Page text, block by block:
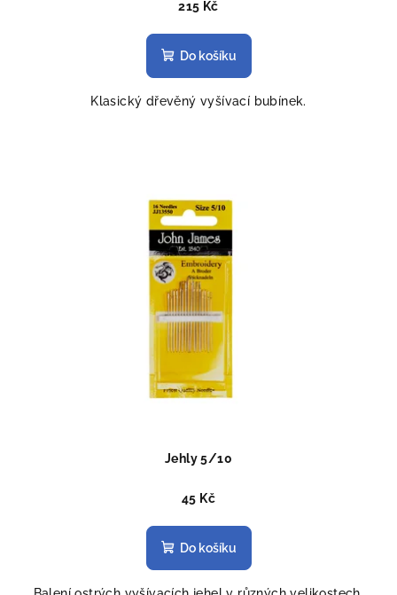
215 Kč
Do košíku
Klasický dřevěný vyšívací bubínek.
Jehly 5/10
45 Kč
Do košíku